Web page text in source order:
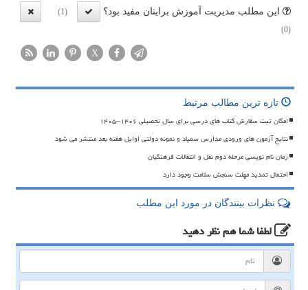
این مطلب مدیریت آموزش برایتان مفید بود؟
(1)
(0)
X
تازه ترین مطالب مرتبط
امکان ثبت سفارش کتاب های درسی برای سال تحصیلی ۱۴۰۶–۱۴۰۵
نتایج آزمون های ورودی مدارس سمپاد و نمونه دولتی اوایل هفته بعد منتشر می شود
زمان نام نویسی مرحله دوم نقل و انتقالات فرهنگیان
احتمال تمدید مهلت سنجش سلامت وجود دارد
نظرات بینندگان در مورد این مطلب
لطفا شما همنظر دهید